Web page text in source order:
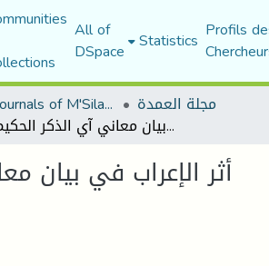
All of
DSpace Statistics Profils
Scientific Journals of M'Sila University مجلة العمدة
أثر الإعراب في بيان معاني آي الذكر الحكيم
أثر الإعراب في بيان